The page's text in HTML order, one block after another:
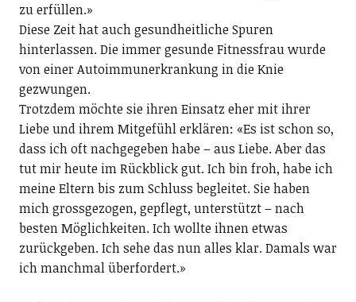
zu erfüllen.»
Diese Zeit hat auch gesundheitliche Spuren
hinterlassen. Die immer gesunde Fitnessfrau wurde
von einer Autoimmunerkrankung in die Knie
gezwungen.
Trotzdem möchte sie ihren Einsatz eher mit ihrer
Liebe und ihrem Mitgefühl erklären: «Es ist schon so,
dass ich oft nachgegeben habe – aus Liebe. Aber das
tut mir heute im Rückblick gut. Ich bin froh, habe ich
meine Eltern bis zum Schluss begleitet. Sie haben
mich grossgezogen, gepflegt, unterstützt – nach
besten Möglichkeiten. Ich wollte ihnen etwas
zurückgeben. Ich sehe das nun alles klar. Damals war
ich manchmal überfordert.»